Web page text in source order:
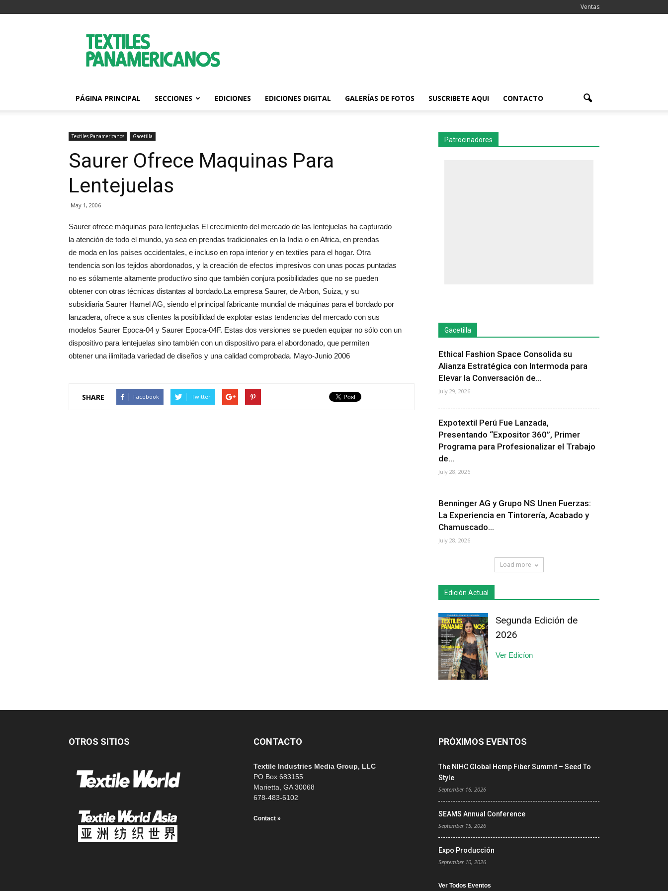
Ventas
Textiles
Panamericanos
PÁGINA PRINCIPAL SECCIONES EDICIONES EDICIONES DIGITAL GALERÍAS DE FOTOS SUSCRIBETE AQUI CONTACTO
Textiles Panamericanos Gacetilla
Saurer Ofrece Maquinas Para
Lentejuelas
May 1, 2006
Saurer ofrece máquinas para lentejuelas El crecimiento del mercado de las lentejuelas ha capturado
la atención de todo el mundo, ya sea en prendas tradicionales en la India o en Africa, en prendas
de moda en los países occidentales, e incluso en ropa interior y en textiles para el hogar. Otra
tendencia son los tejidos abordonados, y la creación de efectos impresivos con unas pocas puntadas
no es sólamente altamente productivo sino que también conjura posibilidades que no se pueden
obtener con otras técnicas distantas al bordado.La empresa Saurer, de Arbon, Suiza, y su
subsidiaria Saurer Hamel AG, siendo el principal fabricante mundial de máquinas para el bordado por
lanzadera, ofrece a sus clientes la posibilidad de explotar estas tendencias del mercado con sus
modelos Saurer Epoca-04 y Saurer Epoca-04F. Estas dos versiones se pueden equipar no sólo con un
dispositivo para lentejuelas sino también con un dispositivo para el abordonado, que permiten
obtener una ilimitada variedad de diseños y una calidad comprobada. Mayo-Junio 2006
SHARE Facebook Twitter
Patrocinadores
Gacetilla
Ethical Fashion Space Consolida su
Alianza Estratégica con Intermoda para
Elevar la Conversación de...
July 29, 2026
Expotextil Perú Fue Lanzada,
Presentando “Expositor 360”, Primer
Programa para Profesionalizar el Trabajo
de...
July 28, 2026
Benninger AG y Grupo NS Unen Fuerzas:
La Experiencia en Tintorería, Acabado y
Chamuscado...
July 28, 2026
Load more
Edición Actual
Segunda Edición de
2026
Ver Edicíon
OTROS SITIOS CONTACTO
Textile Industries Media Group, LLC
PO Box 683155
Marietta, GA 30068
678-483-6102
Contact »
PRÓXIMOS EVENTOS
The NIHC Global Hemp Fiber Summit – Seed To
Style
September 16, 2026
SEAMS Annual Conference
September 15, 2026
Expo Producción
September 10, 2026
Ver Todos Eventos